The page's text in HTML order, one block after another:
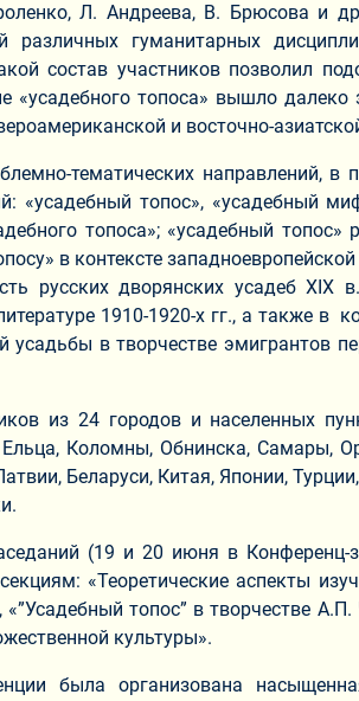
Л. Андреева, В. Брюсова и
различных гуманитарных
состав участников позволил
«усадебного топоса» вышло
и восточно-
тематических направлений,
«усадебный топос», «усадебный
топоса»; «усадебный
в контексте
русских дворянских усадеб
1910-1920-х гг., а также
усадьбы в творчестве эмигрантов
из 24 городов и населенных
Коломны, Обнинска, Самары,
Беларуси, Китая, Японии,
(19 и 20 июня в
«Теоретические аспекты
топос” в творчестве
культуры».
была организована